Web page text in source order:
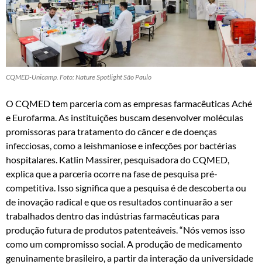
CQMED-Unicamp. Foto: Nature Spotlight São Paulo
O CQMED tem parceria com as empresas farmacêuticas Aché
e Eurofarma. As instituições buscam desenvolver moléculas
promissoras para tratamento do câncer e de doenças
infecciosas, como a leishmaniose e infecções por bactérias
hospitalares. Katlin Massirer, pesquisadora do CQMED,
explica que a parceria ocorre na fase de pesquisa pré-
competitiva. Isso significa que a pesquisa é de descoberta ou
de inovação radical e que os resultados continuarão a ser
trabalhados dentro das indústrias farmacêuticas para
produção futura de produtos patenteáveis. “Nós vemos isso
como um compromisso social. A produção de medicamento
genuinamente brasileiro, a partir da interação da universidade